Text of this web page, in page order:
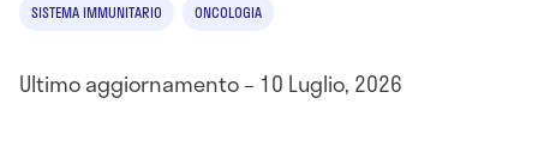
SISTEMA IMMUNITARIO ONCOLOGIA
Ultimo aggiornamento – 10 Luglio, 2026